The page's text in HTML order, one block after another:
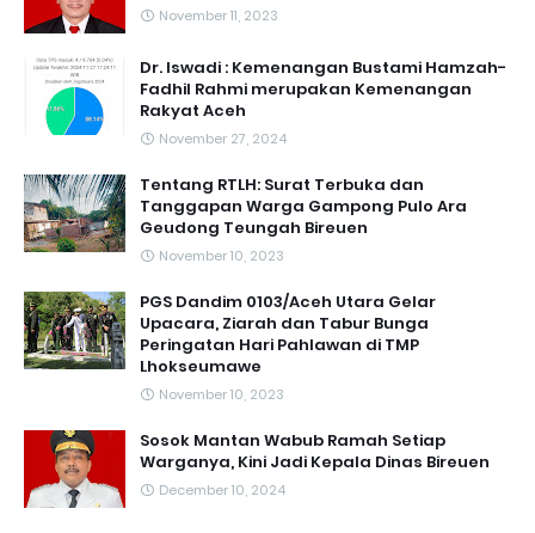
November 11, 2023
Dr. Iswadi : Kemenangan Bustami Hamzah-
Fadhil Rahmi merupakan Kemenangan
Rakyat Aceh
November 27, 2024
Tentang RTLH: Surat Terbuka dan
Tanggapan Warga Gampong Pulo Ara
Geudong Teungah Bireuen
November 10, 2023
PGS Dandim 0103/Aceh Utara Gelar
Upacara, Ziarah dan Tabur Bunga
Peringatan Hari Pahlawan di TMP
Lhokseumawe
November 10, 2023
Sosok Mantan Wabub Ramah Setiap
Warganya, Kini Jadi Kepala Dinas Bireuen
December 10, 2024